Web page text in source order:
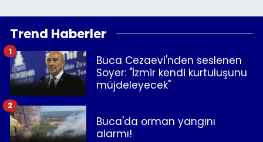
Trend Haberler
Buca Cezaevi'nden seslenen
Soyer: "İzmir kendi kurtuluşunu
müjdeleyecek"
1
Buca'da orman yangını
alarmı!
2